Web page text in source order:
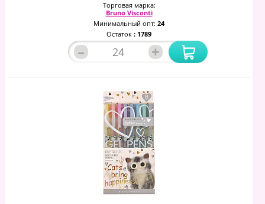
Торговая марка:
Bruno Visconti
Минимальный опт: 24
Остаток : 1789
– +